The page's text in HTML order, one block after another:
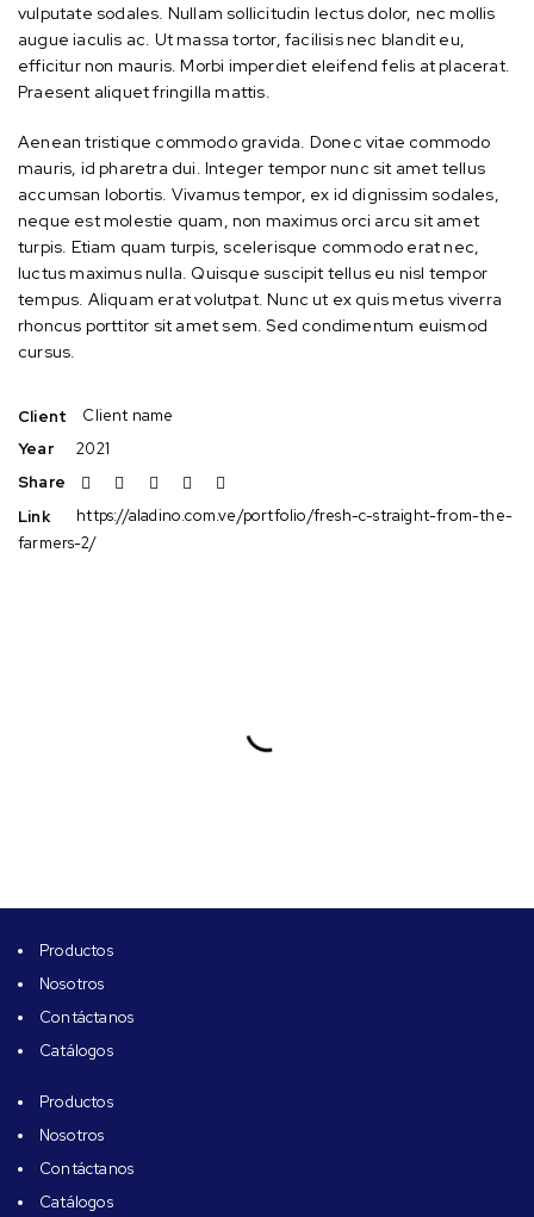
vulputate sodales. Nullam sollicitudin lectus dolor, nec mollis
augue iaculis ac. Ut massa tortor, facilisis nec blandit eu,
efficitur non mauris. Morbi imperdiet eleifend felis at placerat.
Praesent aliquet fringilla mattis.
Aenean tristique commodo gravida. Donec vitae commodo
mauris, id pharetra dui. Integer tempor nunc sit amet tellus
accumsan lobortis. Vivamus tempor, ex id dignissim sodales,
neque est molestie quam, non maximus orci arcu sit amet
turpis. Etiam quam turpis, scelerisque commodo erat nec,
luctus maximus nulla. Quisque suscipit tellus eu nisl tempor
tempus. Aliquam erat volutpat. Nunc ut ex quis metus viverra
rhoncus porttitor sit amet sem. Sed condimentum euismod
cursus.
Client
Client name
Year
2021
Share
Link
https://aladino.com.ve/portfolio/fresh-c-straight-from-the-
farmers-2/
Productos
Nosotros
Contáctanos
Catálogos
Productos
Nosotros
Contáctanos
Catálogos